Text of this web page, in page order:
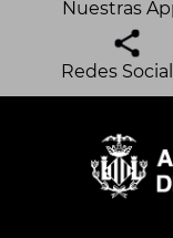
Nuestras
Redes